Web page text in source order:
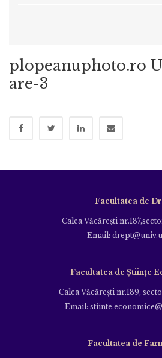
plopeanuphoto.ro
are-3
Facultatea de
Calea Văcăreşti
Email:
Facultatea de Științe
Calea Văcăreşti nr.189,
Email:
Facultatea de